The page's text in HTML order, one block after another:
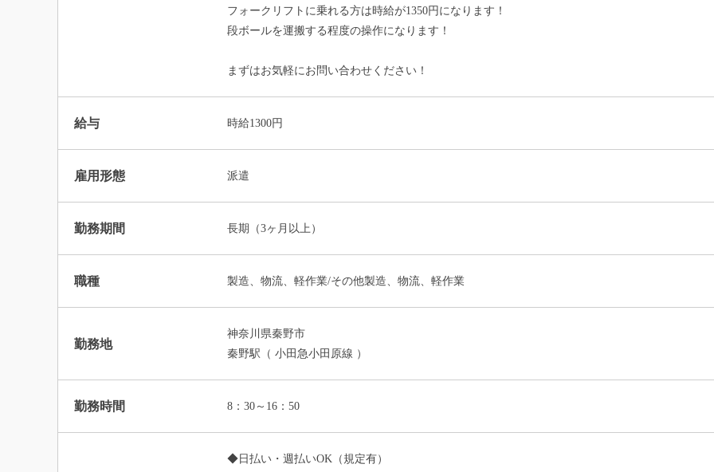
フォークリフトに乗れる方は時給が1350円になります！
段ボールを運搬する程度の操作になります！
まずはお気軽にお問い合わせください！
給与 時給1300円
雇用形態 派遣
勤務期間 長期（3ヶ月以上）
職種 製造、物流、軽作業/その他製造、物流、軽作業
勤務地
神奈川県秦野市
秦野駅（ 小田急小田原線 ）
勤務時間 8：30～16：50
◆日払い・週払いOK（規定有）